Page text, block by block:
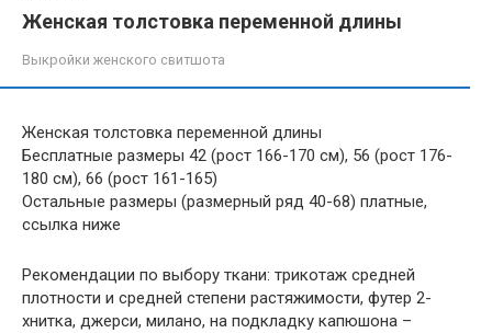
Женская толстовка переменной длины
Выкройки женского свитшота
Женская толстовка переменной длины
Бесплатные размеры 42 (рост 166-170 см), 56 (рост 176-
180 см), 66 (рост 161-165)
Остальные размеры (размерный ряд 40-68) платные,
ссылка ниже
Рекомендации по выбору ткани: трикотаж средней
плотности и средней степени растяжимости, футер 2-
хнитка, джерси, милано, на подкладку капюшона –